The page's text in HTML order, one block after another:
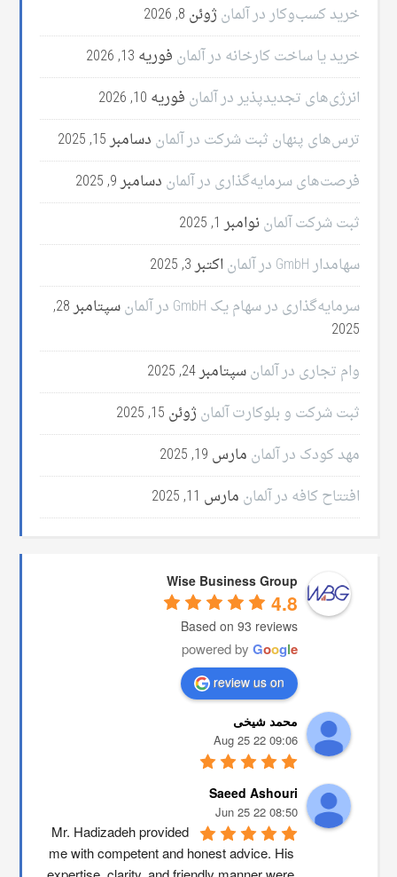
خرید کسب‌وکار در آلمان ژوئن 8, 2026
خرید یا ساخت کارخانه در آلمان فوریه 13, 2026
انرژی‌های تجدیدپذیر در آلمان فوریه 10, 2026
ترس‌های پنهان ثبت شرکت در آلمان دسامبر 15, 2025
فرصت‌های سرمایه‌گذاری در آلمان دسامبر 9, 2025
ثبت شرکت آلماننوامبر 1, 2025
سهامدار GmbH در آلمان
اکتبر 3, 2025
سرمایه‌گذاری در سهام یک GmbH در آلمان
سپتامبر 28,
2025
وام تجاری در آلمانسپتامبر 24, 2025
ثبت شرکت و بلوکارت آلمان ژوئن 15, 2025
مهد کودک در آلمان مارس 19, 2025
افتتاح کافه در آلمان مارس 11, 2025
Wise Business Group
4.8
Based on 93 reviews
powered by Google
review us on
محمد شیخی
09:06 22 Aug 25
Saeed Ashouri
08:50 22 Jun 25
Mr. Hadizadeh provided
me with competent and honest advice. His